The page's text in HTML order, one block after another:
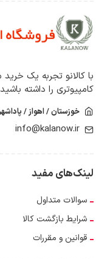
با کالانو تجربه یک
کامپیوتری را داشته
خوزستان / اهواز /
info@kalanow.ir
لینک‌های مفید
سوالات متداول
شرایط بازگشت کالا
قوانین و مقررات